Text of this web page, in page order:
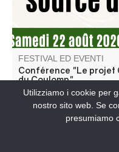
FESTIVAL ED EVENTI
Conférence "Le projet
du Coulomp"
Utilizziamo i cookie per
nostro sito web. Se
presumiamo